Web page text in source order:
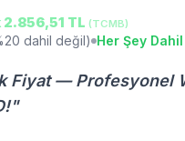
2.856,51 TL (TCMB)
dahil değil) Her Şey Dahil
Fiyat — Profesyonel